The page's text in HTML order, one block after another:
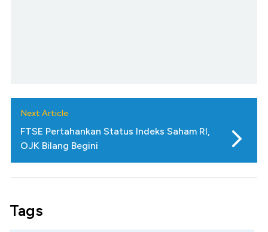
Next Article
FTSE Pertahankan Status Indeks Saham RI,
OJK Bilang Begini
Tags